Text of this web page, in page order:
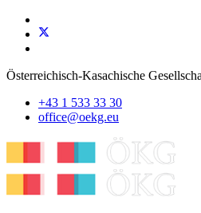
Österreichisch-Kasachische
+43 1 533 33 30
office@oekg.eu